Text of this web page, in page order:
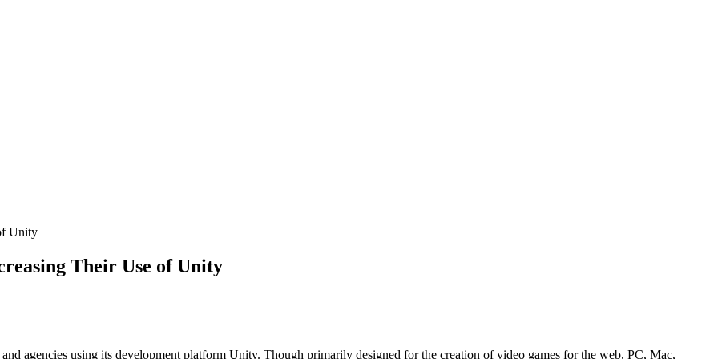
Unity
Their Use of Unity
agencies using its development platform Unity. Though primarily designed for the creation of video games for the web, PC, Mac,